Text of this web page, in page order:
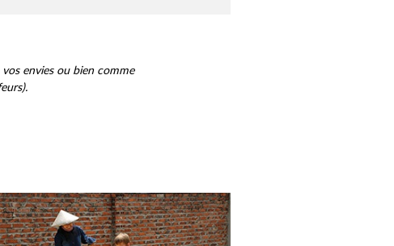
envies ou bien comme